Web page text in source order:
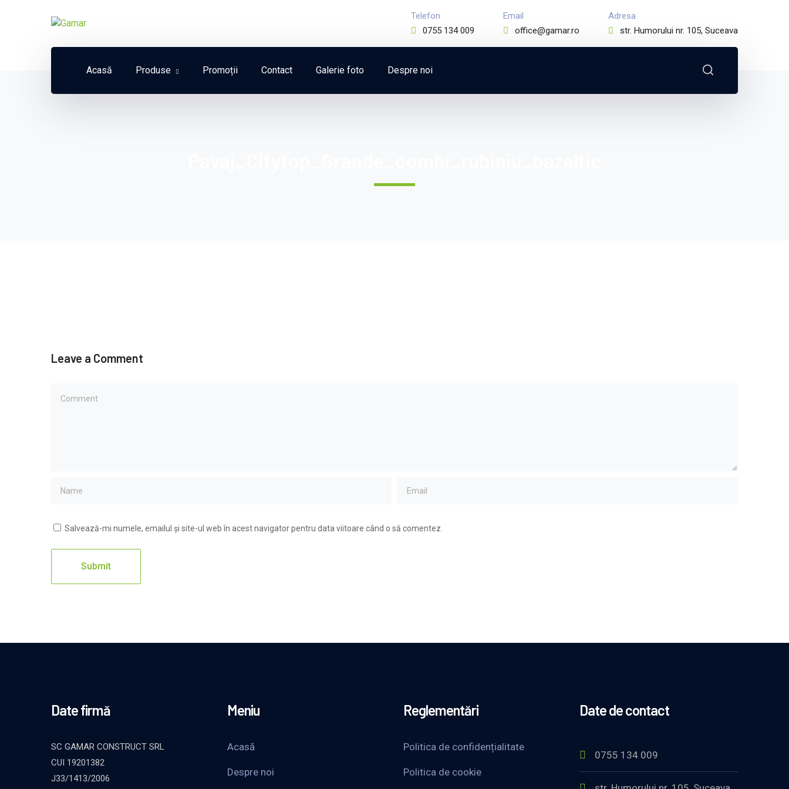
Telefon
0755 134 009
Email
office@gamar.ro
Adresa
str. Humorului nr. 105, Suceava
Acasă Produse Promoții Contact Galerie foto Despre noi
Leave a Comment
Salvează-mi numele, emailul și site-ul web în acest navigator pentru data viitoare când o să comentez.
Date firmă
SC GAMAR CONSTRUCT SRL
CUI 19201382
J33/1413/2006
Meniu
Acasă
Despre noi
Reglementări
Politica de confidențialitate
Politica de cookie
Date de contact
0755 134 009